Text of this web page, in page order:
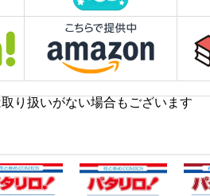
り扱いがない場合もございます